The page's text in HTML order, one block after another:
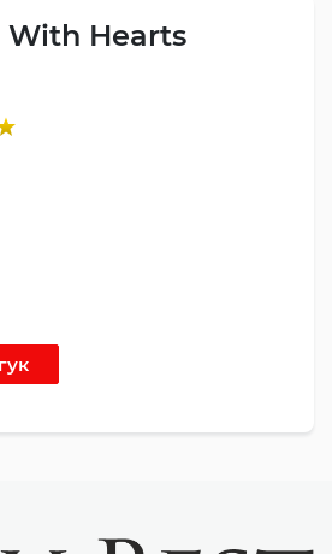
With Hearts